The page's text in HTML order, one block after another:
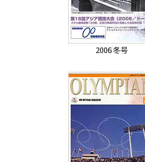
2006 冬号